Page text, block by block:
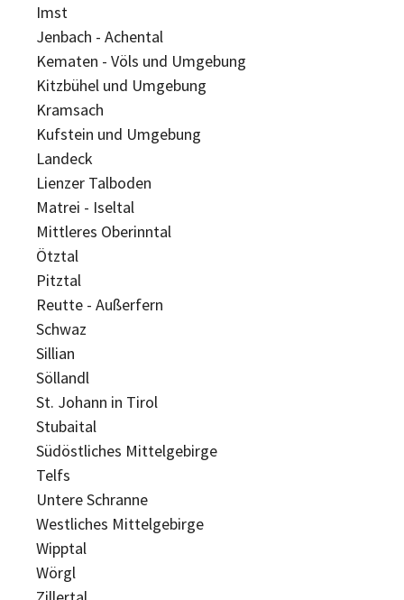
Imst
Jenbach - Achental
Kematen - Völs und Umgebung
Kitzbühel und Umgebung
Kramsach
Kufstein und Umgebung
Landeck
Lienzer Talboden
Matrei - Iseltal
Mittleres Oberinntal
Ötztal
Pitztal
Reutte - Außerfern
Schwaz
Sillian
Söllandl
St. Johann in Tirol
Stubaital
Südöstliches Mittelgebirge
Telfs
Untere Schranne
Westliches Mittelgebirge
Wipptal
Wörgl